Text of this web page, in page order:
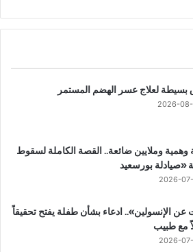
لعلاج عسر الهضم المستمر
2026-
وهمية وملايين ضائعة.. القصة الكاملة لسقوط
«صيادلة بورسعيد
2026-
عن الإنسولين».. ادعاء بشأن طفلة يفتح تحقيقاً
مع طبيب
2026-